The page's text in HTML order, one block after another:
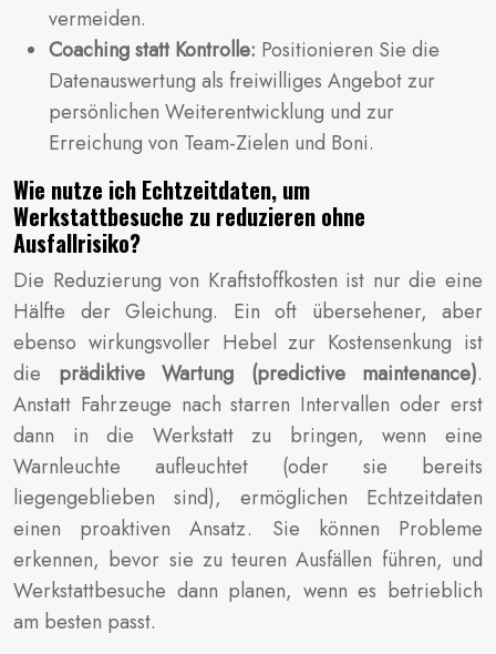
vermeiden.
Coaching statt Kontrolle: Positionieren Sie die
Datenauswertung als freiwilliges Angebot zur
persönlichen Weiterentwicklung und zur
Erreichung von Team-Zielen und Boni.
Wie nutze ich Echtzeitdaten, um
Werkstattbesuche zu reduzieren ohne
Ausfallrisiko?
Die Reduzierung von Kraftstoffkosten ist nur die eine
Hälfte der Gleichung. Ein oft übersehener, aber
ebenso wirkungsvoller Hebel zur Kostensenkung ist
die prädiktive Wartung (predictive maintenance).
Anstatt Fahrzeuge nach starren Intervallen oder erst
dann in die Werkstatt zu bringen, wenn eine
Warnleuchte aufleuchtet (oder sie bereits
liegengeblieben sind), ermöglichen Echtzeitdaten
einen proaktiven Ansatz. Sie können Probleme
erkennen, bevor sie zu teuren Ausfällen führen, und
Werkstattbesuche dann planen, wenn es betrieblich
am besten passt.